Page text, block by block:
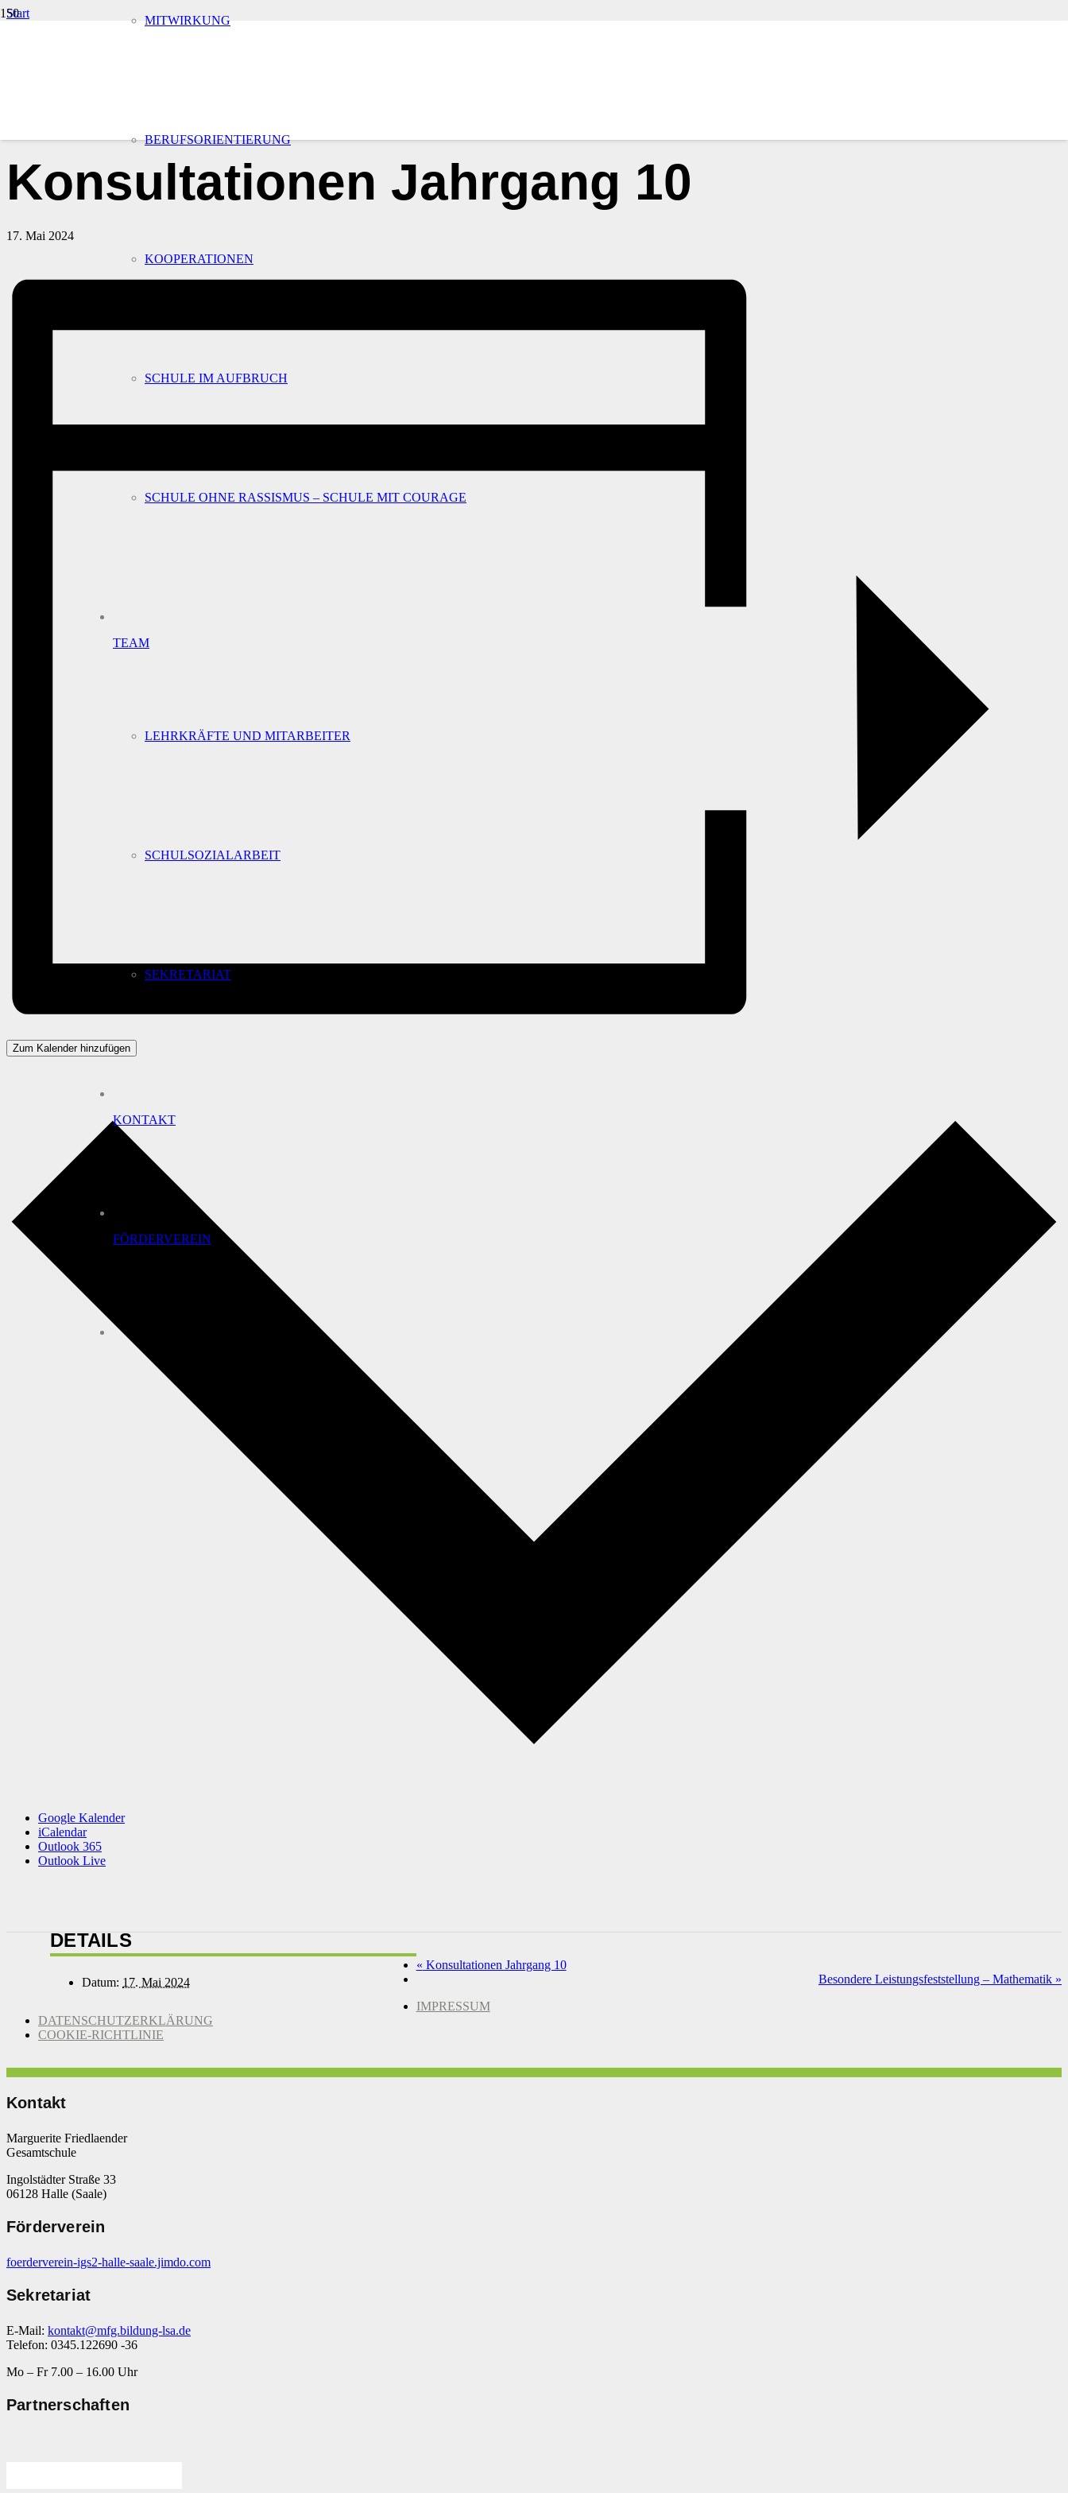
MITWIRKUNG
BERUFSORIENTIERUNG
KOOPERATIONEN
SCHULE IM AUFBRUCH
SCHULE OHNE RASSISMUS – SCHULE MIT COURAGE
TEAM
LEHRKRÄFTE UND MITARBEITER
SCHULSOZIALARBEIT
SEKRETARIAT
KONTAKT
FÖRDERVEREIN
Start
Konsultationen Jahrgang 10
17. Mai 2024
Zum Kalender hinzufügen
Google Kalender
iCalendar
Outlook 365
Outlook Live
DETAILS
Datum: 17. Mai 2024
« Konsultationen Jahrgang 10
Besondere Leistungsfeststellung – Mathematik »
IMPRESSUM
DATENSCHUTZERKLÄRUNG
COOKIE-RICHTLINIE
Kontakt
Marguerite Friedlaender
Gesamtschule
Ingolstädter Straße 33
06128 Halle (Saale)
Förderverein
foerderverein-igs2-halle-saale.jimdo.com
Sekretariat
E-Mail: kontakt@mfg.bildung-lsa.de
Telefon: 0345.122690 -36
Mo – Fr 7.00 – 16.00 Uhr
Partnerschaften